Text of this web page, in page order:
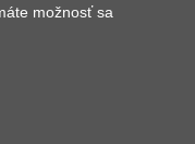
možnosť sa